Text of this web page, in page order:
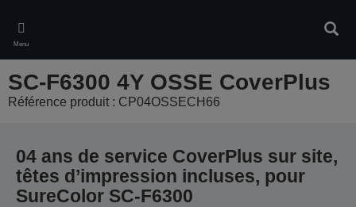
main
content
Menu
SC-F6300 4Y OSSE CoverPlus
Référence produit : CP04OSSECH66
04 ans de service CoverPlus sur site,
têtes d’impression incluses, pour
SureColor SC-F6300